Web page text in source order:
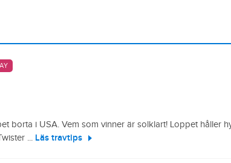
borta i USA. Vem som vinner är solklart! Loppet håller
... Läs travtips